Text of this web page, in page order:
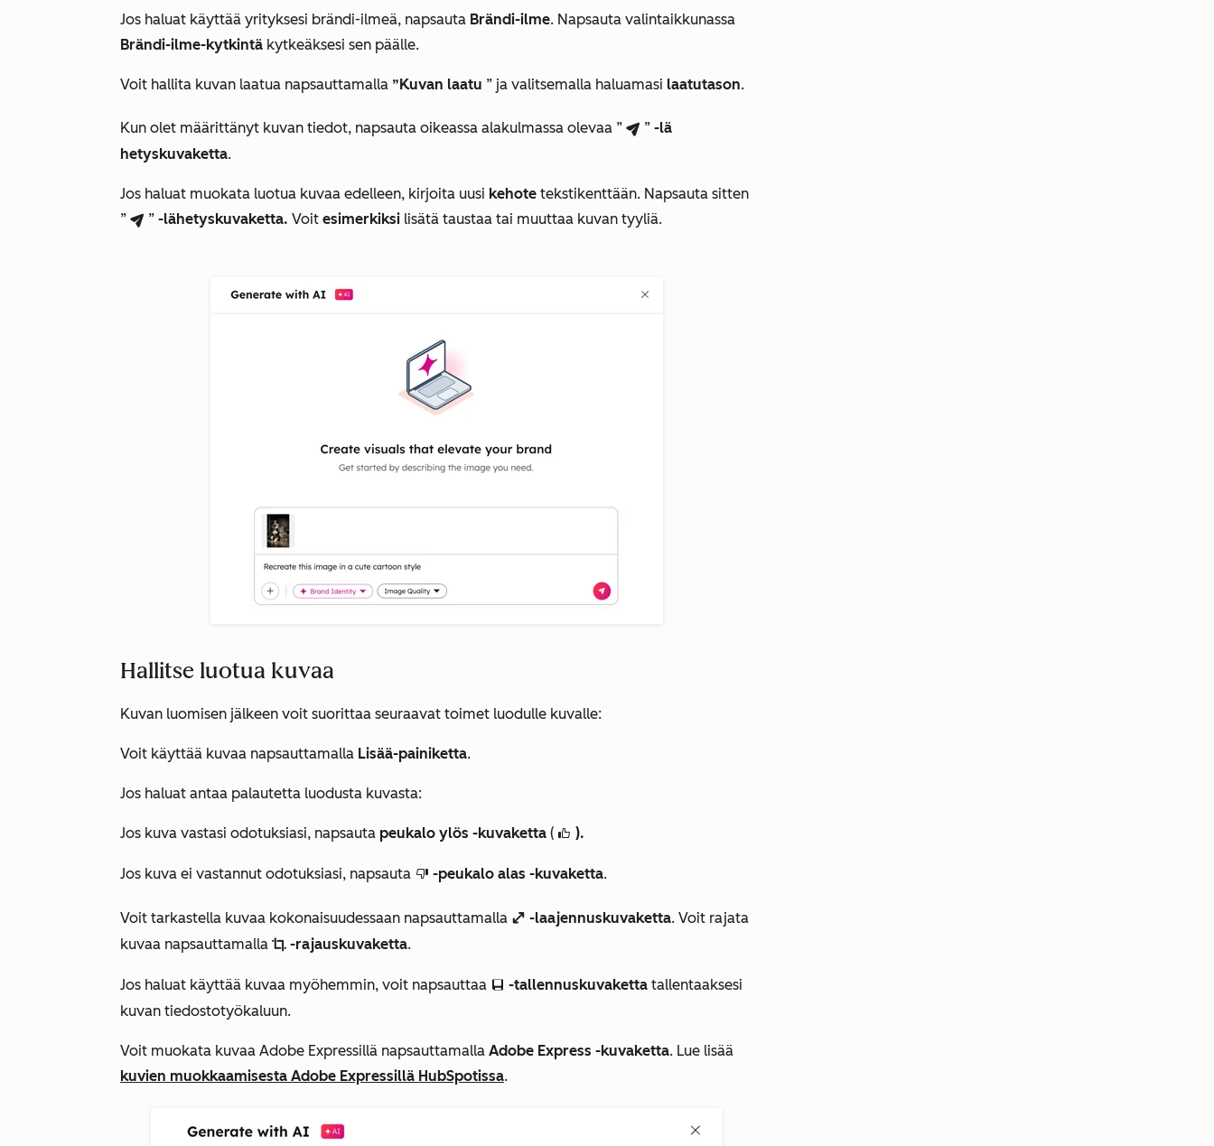
Jos haluat käyttää yrityksesi brändi-ilmeä, napsauta Brändi-ilme. Napsauta valintaikkunassa
Brändi-ilme-kytkintä kytkeäksesi sen päälle.
Voit hallita kuvan laatua napsauttamalla ”Kuvan laatu ” ja valitsemalla haluamasi laatutason.
Kun olet määrittänyt kuvan tiedot, napsauta oikeassa alakulmassa olevaa ” breezeSendIcon ” -lä
hetyskuvaketta.
Jos haluat muokata luotua kuvaa edelleen, kirjoita uusi kehote tekstikenttään. Napsauta sitten
” breezeSendIcon ” -lähetyskuvaketta. Voit esimerkiksi lisätä taustaa tai muuttaa kuvan tyyliä.
Hallitse luotua kuvaa
Kuvan luomisen jälkeen voit suorittaa seuraavat toimet luodulle kuvalle:
Voit käyttää kuvaa napsauttamalla Lisää-painiketta.
Jos haluat antaa palautetta luodusta kuvasta:
Jos kuva vastasi odotuksiasi, napsauta peukalo ylös -kuvaketta ( thumbsUpIcon ).
Jos kuva ei vastannut odotuksiasi, napsauta thumbsDownIcon -peukalo alas -kuvaketta.
Voit tarkastella kuvaa kokonaisuudessaan napsauttamalla enlarge -laajennuskuvaketta. Voit rajata
kuvaa napsauttamalla cropIcon -rajauskuvaketta.
Jos haluat käyttää kuvaa myöhemmin, voit napsauttaa saveEditableViewIcon -tallennuskuvaketta tallentaaksesi
kuvan tiedostotyökaluun.
Voit muokata kuvaa Adobe Expressillä napsauttamalla Adobe Express -kuvaketta. Lue lisää
kuvien muokkaamisesta Adobe Expressillä HubSpotissa.